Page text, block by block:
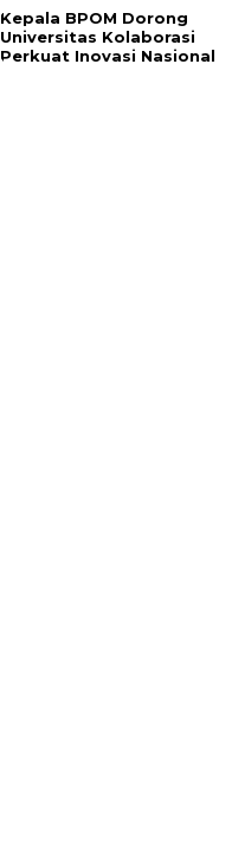
Kepala BPOM Dorong
Universitas Kolaborasi
Perkuat Inovasi Nasional